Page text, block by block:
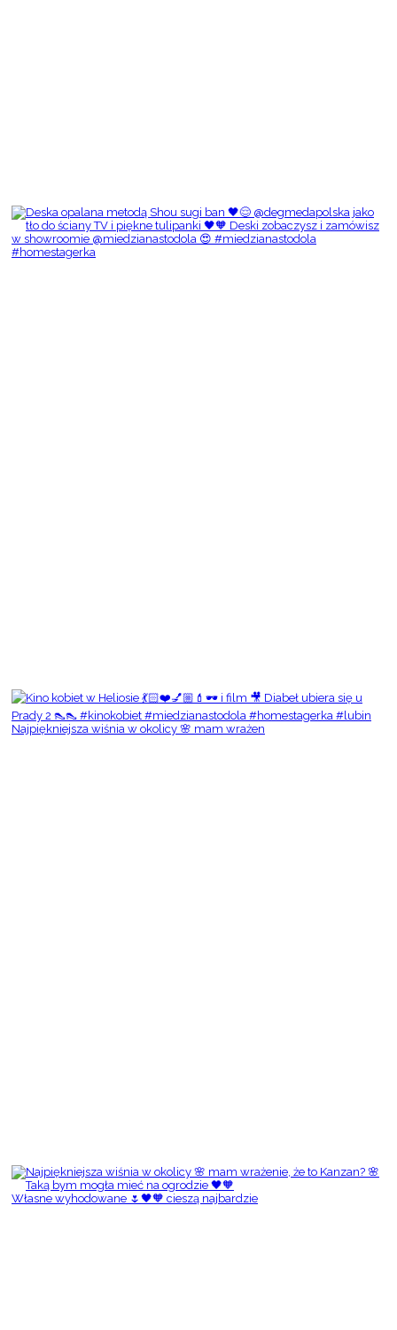
Najpiękniejsza wiśnia w okolicy 🌸 mam wrażen
Własne wyhodowane 🌷🖤🧡 cieszą najbardzie